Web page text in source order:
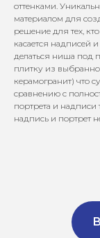
оттенками.
материалом для
решение для тех,
касается надписей
делаться ниша под
плитку из
керамогранит) что
сравнению с
портрета и надписи
надпись и портрет